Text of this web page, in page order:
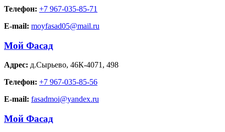
Телефон: +7 967-035-85-71
E-mail: moyfasad05@mail.ru
Мой Фасад
Адрес: д.Сырьево, 46К-4071, 498
Телефон: +7 967-035-85-56
E-mail: fasadmoi@yandex.ru
Мой Фасад